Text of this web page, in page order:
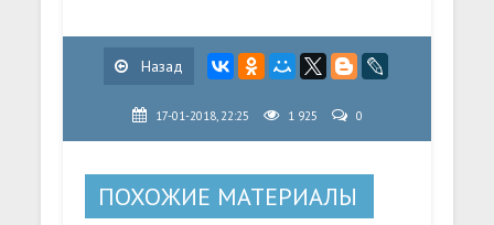
Назад
17-01-2018, 22:25 1 925 0
ПОХОЖИЕ МАТЕРИАЛЫ